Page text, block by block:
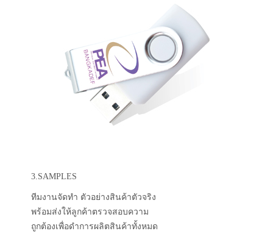
3.SAMPLES
ทีมงานจัดทำ ตัวอย่างสินค้าตัวจริง
พร้อมส่งให้ลูกค้าตรวจสอบความ
ถูกต้องเพื่อดำการผลิตสินค้าทั้งหมด